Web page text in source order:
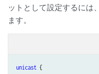
ットとして設定するには、
ます。
unicast {